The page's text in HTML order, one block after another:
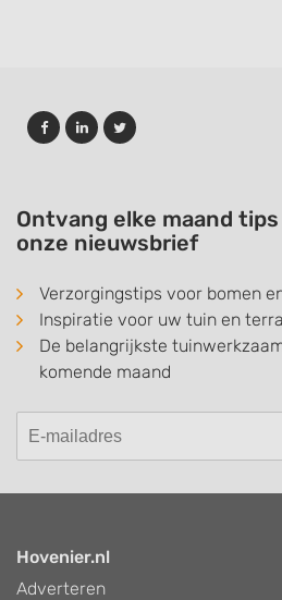
Ontvang elke maand
onze nieuwsbrief
Verzorgingstips voor bomen
Inspiratie voor uw tuin en
De belangrijkste
komende maand
Hovenier.nl
Adverteren